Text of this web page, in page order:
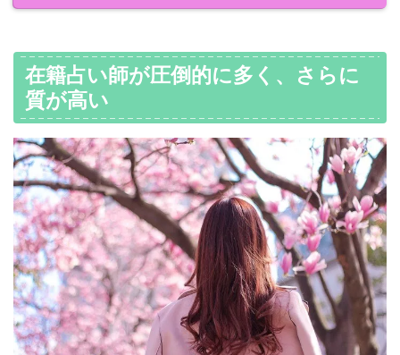
在籍占い師が圧倒的に多く、さらに
質が高い